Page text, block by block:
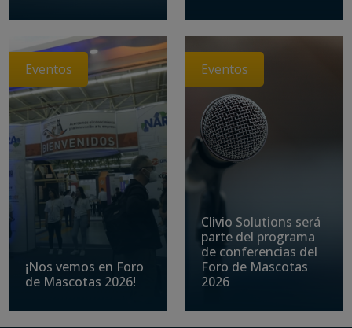
Eventos
¡Nos vemos en Foro
de Mascotas 2026!
Eventos
Clivio Solutions será
parte del programa
de conferencias del
Foro de Mascotas
2026